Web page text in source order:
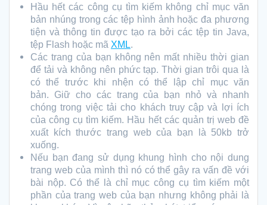
Hầu hết các công cụ tìm kiếm không chỉ mục văn
bản nhúng trong các tệp hình ảnh hoặc đa phương
tiện và thông tin được tạo ra bởi các tệp tin Java,
tệp Flash hoặc mã XML.
Các trang của bạn không nên mất nhiều thời gian
để tải và không nên phức tạp. Thời gian trôi qua là
có thể trước khi nhện có thể lập chỉ mục văn
bản. Giữ cho các trang của bạn nhỏ và nhanh
chóng trong việc tải cho khách truy cập và lợi ích
của công cụ tìm kiếm. Hầu hết các quản trị web đề
xuất kích thước trang web của bạn là 50kb trở
xuống.
Nếu bạn đang sử dụng khung hình cho nội dung
trang web của mình thì nó có thể gây ra vấn đề với
bài nộp. Có thể là chỉ mục công cụ tìm kiếm một
phần của trang web của bạn nhưng không phải là